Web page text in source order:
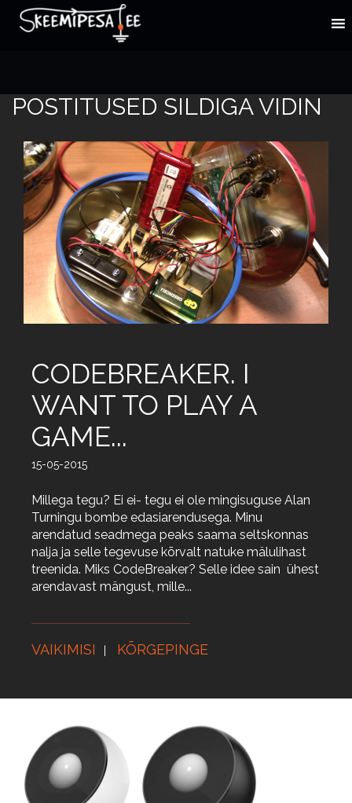
POSTITUSED SILDIGA VIDIN
CODEBREAKER. I
WANT TO PLAY A
GAME...
15-05-2015
Millega tegu? Ei ei- tegu ei ole mingisuguse Alan
Turningu bombe edasiarendusega. Minu
arendatud seadmega peaks saama seltskonnas
nalja ja selle tegevuse kõrvalt natuke mälulihast
treenida. Miks CodeBreaker? Selle idee sain ühest
arendavast mängust, mille...
VAIKIMISI KÕRGEPINGE